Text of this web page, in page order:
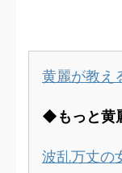
黄麗が教え
◆もっと黄
波乱万丈の